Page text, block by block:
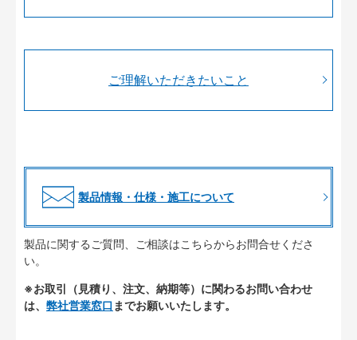
ご理解いただきたいこと
製品情報・仕様・施工について
製品に関するご質問、ご相談はこちらからお問合せくださ
い。
※お取引（見積り、注文、納期等）に関わるお問い合わせ
は、 弊社営業窓口 までお願いいたします。